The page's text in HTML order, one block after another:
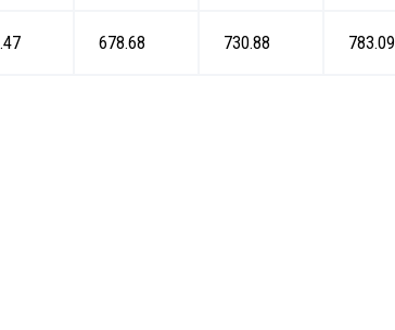
678.68 730.88 783.09